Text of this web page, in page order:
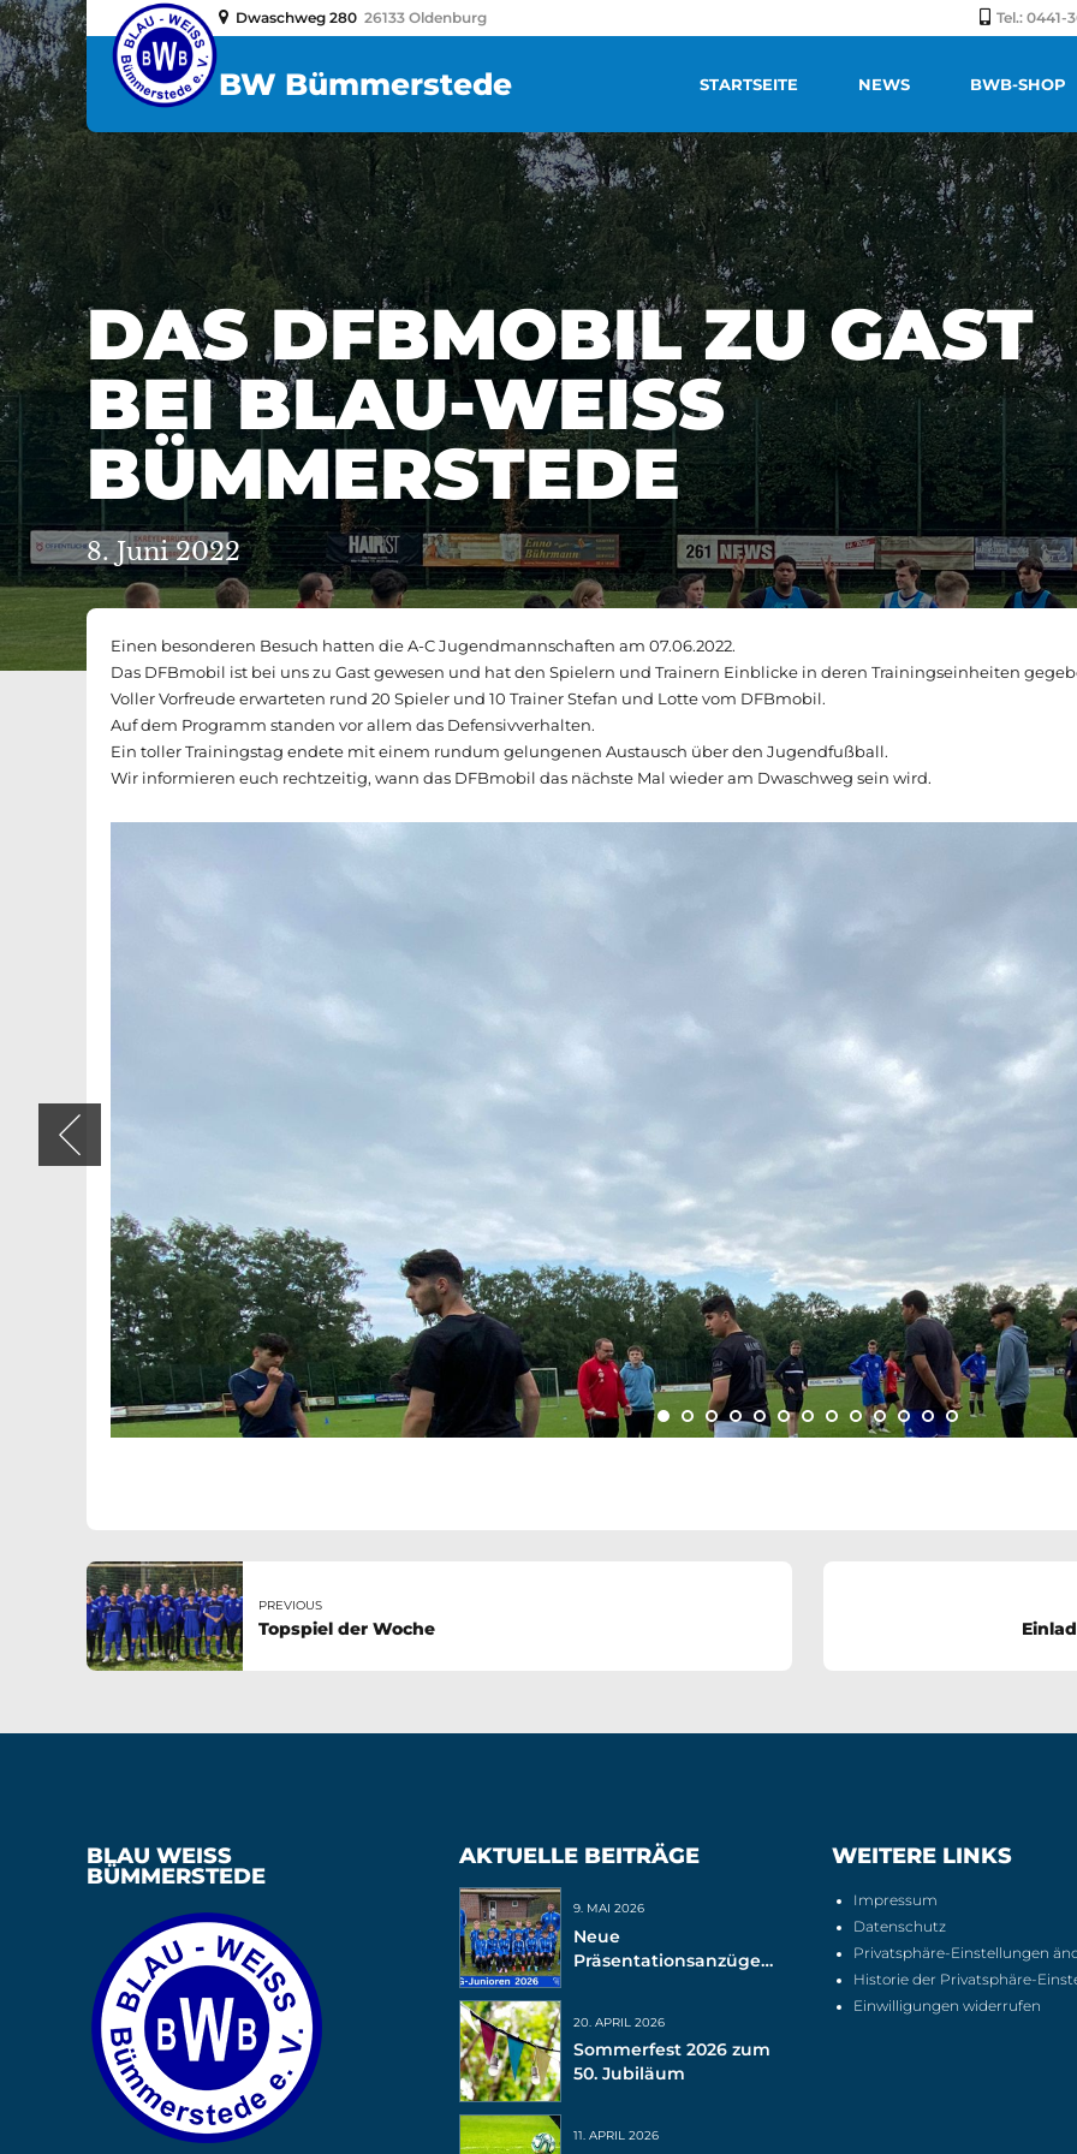
Dwaschweg 280 26133 Oldenburg Tel.: 0441-
BW Bümmerstede STARTSEITE NEWS BWB-SHOP
DAS DFBMOBIL ZU GAST
BEI BLAU-WEISS B
ÜMMERSTEDE
8. Juni 2022
Einen besonderen Besuch hatten die A-C Jugendmannschaften am 07.06.2022.
Das DFBmobil ist bei uns zu Gast gewesen und hat den Spielern und Trainern Einblicke in deren Trainingseinheiten
Voller Vorfreude erwarteten rund 20 Spieler und 10 Trainer Stefan und Lotte vom DFBmobil.
Auf dem Programm standen vor allem das Defensivverhalten.
Ein toller Trainingstag endete mit einem rundum gelungenen Austausch über den Jugendfußball.
Wir informieren euch rechtzeitig, wann das DFBmobil das nächste Mal wieder am Dwaschweg sein wird.
PREVIOUS
Topspiel der Woche
BLAU WEISS B
ÜMMERSTEDE
AKTUELLE BEITRÄGE
9. MAI 2026
Neue
Präsentationsanzüge
20. APRIL 2026
Sommerfest 2026 zum
50. Jubiläum
11. APRIL 2026
WEITERE LINKS
Impressum
Datenschutz
Privatsphäre-Einstellungen
Historie der Privatsphäre-
Einwilligungen widerrufen